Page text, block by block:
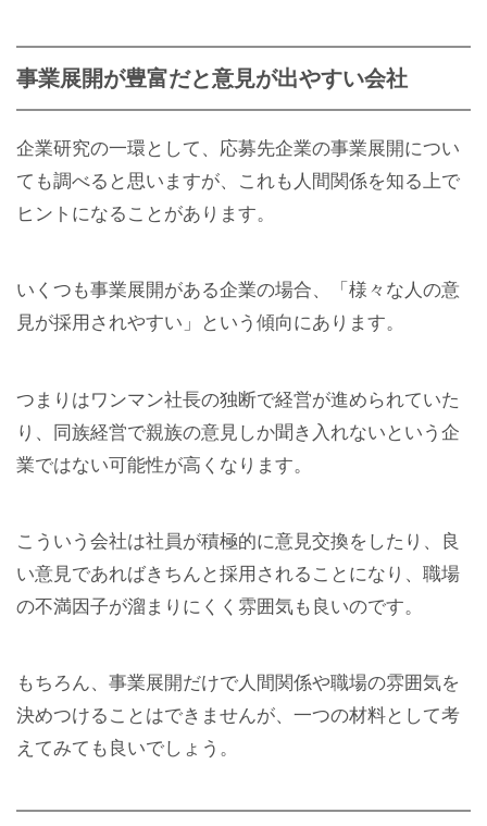
事業展開が豊富だと意見が出やすい会社
企業研究の一環として、応募先企業の事業展開につい
ても調べると思いますが、これも人間関係を知る上で
ヒントになることがあります。
いくつも事業展開がある企業の場合、「様々な人の意
見が採用されやすい」という傾向にあります。
つまりはワンマン社長の独断で経営が進められていた
り、同族経営で親族の意見しか聞き入れないという企
業ではない可能性が高くなります。
こういう会社は社員が積極的に意見交換をしたり、良
い意見であればきちんと採用されることになり、職場
の不満因子が溜まりにくく雰囲気も良いのです。
もちろん、事業展開だけで人間関係や職場の雰囲気を
決めつけることはできませんが、一つの材料として考
えてみても良いでしょう。